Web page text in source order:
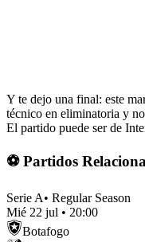
Y te dejo una final: este
técnico en eliminatoria y
El partido puede ser de
⚽ Partidos
Serie A• Regular Season
Mié 22 jul • 20:00
Botafogo